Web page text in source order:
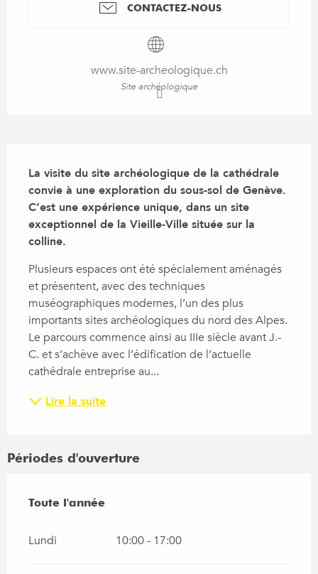
CONTACTEZ-NOUS
www.site-archeologique.ch
Site archéologique
La visite du site archéologique de la cathédrale
convie à une exploration du sous-sol de Genève.
C’est une expérience unique, dans un site
exceptionnel de la Vieille-Ville située sur la
colline.
Plusieurs espaces ont été spécialement aménagés
et présentent, avec des techniques
muséographiques modernes, l’un des plus
importants sites archéologiques du nord des Alpes.
Le parcours commence ainsi au IIIe siècle avant J.-
C. et s’achève avec l’édification de l’actuelle
cathédrale entreprise au...
Lire la suite
Périodes d'ouverture
Toute l'année
Toute l'année
Lundi 10:00 - 17:00